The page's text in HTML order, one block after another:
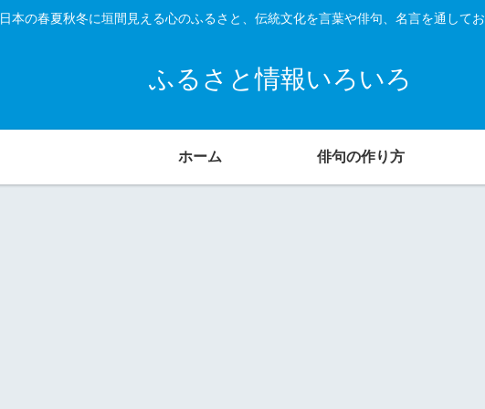
日本の春夏秋冬に垣間見える心のふるさと、伝統文化を言葉や俳句、名言を通してお
ふるさと情報いろいろ
ホーム 俳句の作り方